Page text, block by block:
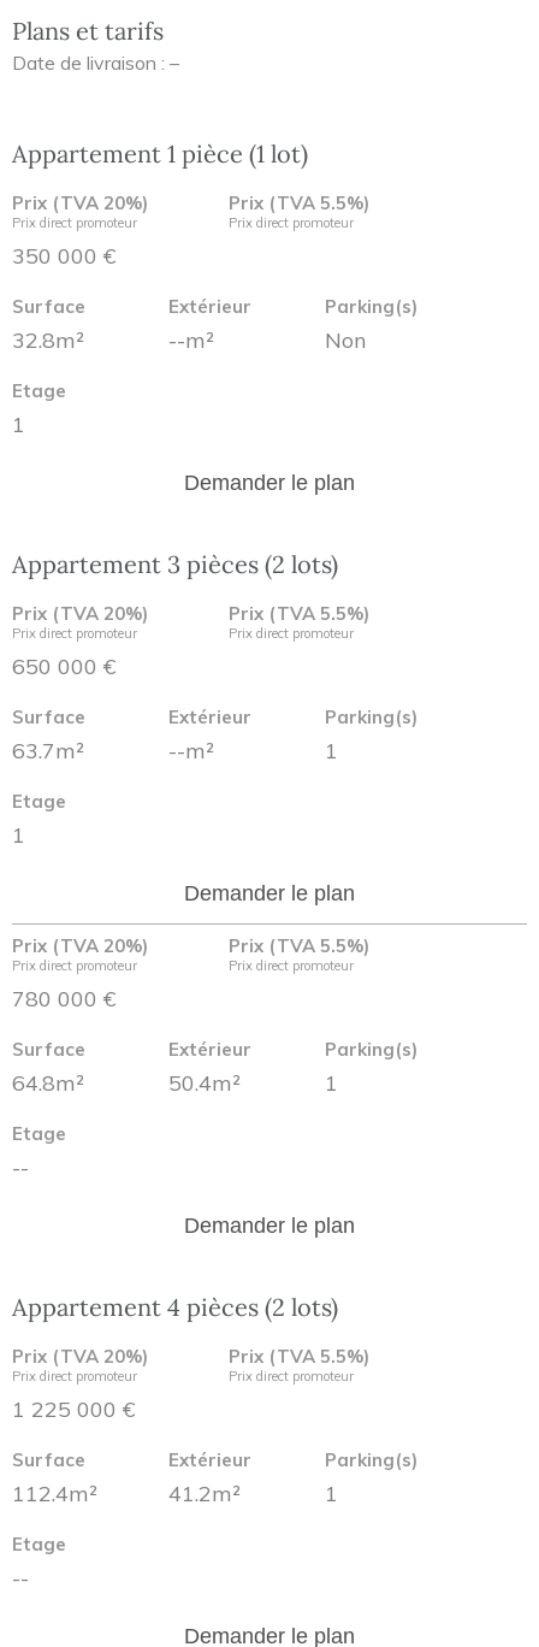
Plans et tarifs
Date de livraison : –
Appartement 1 pièce (1 lot)
Prix (TVA 20%)
Prix direct promoteur
350 000 €
Prix (TVA 5.5%)
Prix direct promoteur
Surface
32.8m²
Extérieur
--m²
Parking(s)
Non
Etage
1
Demander le plan
Appartement 3 pièces (2 lots)
Prix (TVA 20%)
Prix direct promoteur
650 000 €
Prix (TVA 5.5%)
Prix direct promoteur
Surface
63.7m²
Extérieur
--m²
Parking(s)
1
Etage
1
Demander le plan
Prix (TVA 20%)
Prix direct promoteur
780 000 €
Prix (TVA 5.5%)
Prix direct promoteur
Surface
64.8m²
Extérieur
50.4m²
Parking(s)
1
Etage
--
Demander le plan
Appartement 4 pièces (2 lots)
Prix (TVA 20%)
Prix direct promoteur
1 225 000 €
Prix (TVA 5.5%)
Prix direct promoteur
Surface
112.4m²
Extérieur
41.2m²
Parking(s)
1
Etage
--
Demander le plan